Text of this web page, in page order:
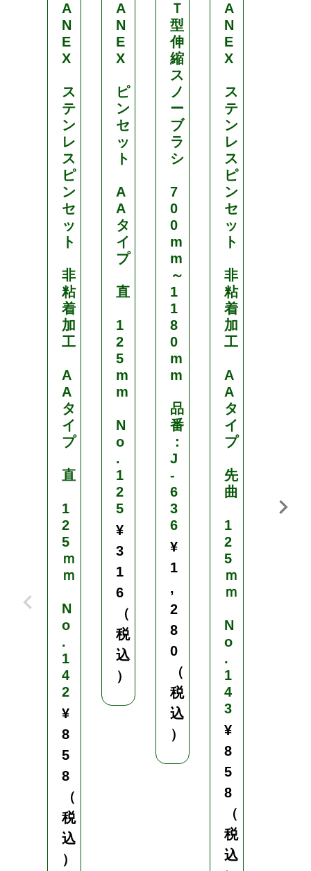
A
N
E
X
ス
テ
ン
レ
ス
ピ
ン
セ
ッ
ト
非
粘
着
加
工
A
A
タ
イ
プ
直
1
2
5
ｍ
ｍ
N
o
.
1
4
2
¥
8
5
8
（
税
込
）
A
N
E
X
ピ
ン
セ
ッ
ト
A
A
タ
イ
プ
直
1
2
5
m
m
N
o
.
1
2
5
¥
3
1
6
（
税
込
）
Ｔ
型
伸
縮
ス
ノ
ー
ブ
ラ
シ
7
0
0
m
m
～
1
1
8
0
m
m
品
番
：
J
-
6
3
6
¥
1
,
2
8
0
（
税
込
）
A
N
E
X
ス
テ
ン
レ
ス
ピ
ン
セ
ッ
ト
非
粘
着
加
工
A
A
タ
イ
プ
先
曲
1
2
5
ｍ
ｍ
N
o
.
1
4
3
¥
8
5
8
（
税
込
5